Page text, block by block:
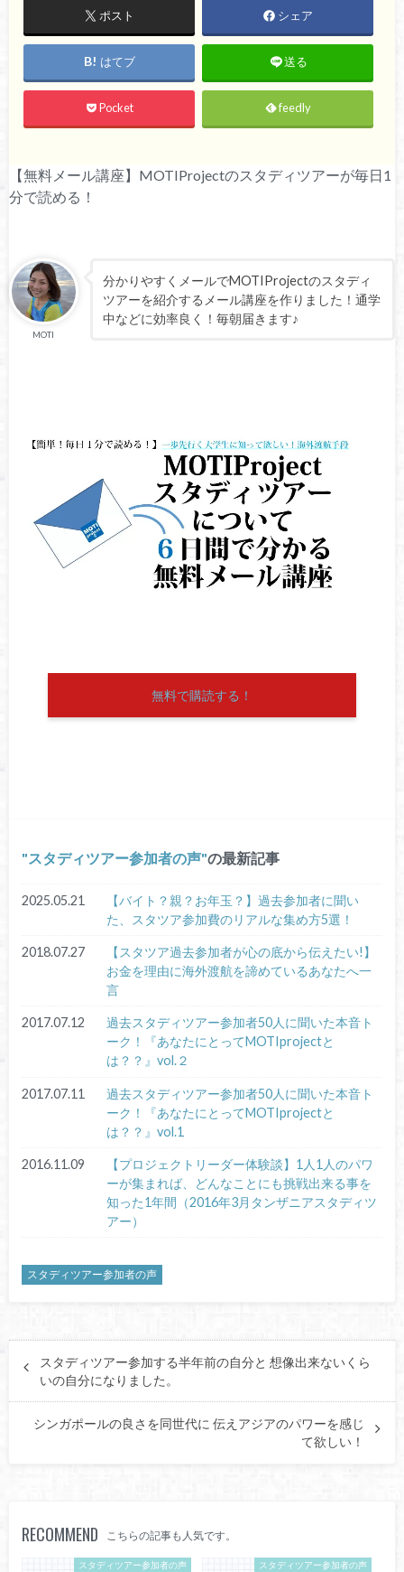
ポスト シェア
はてブ 送る
Pocket feedly
【無料メール講座】MOTIProjectのスタディツアーが毎日1
分で読める！
MOTI
分かりやすくメールでMOTIProjectのスタディ
ツアーを紹介するメール講座を作りました！通学
中などに効率良く！毎朝届きます♪
無料で購読する！
スタディツアー参加者の声 の最新記事
2025.05.21
【バイト？親？お年玉？】過去参加者に聞い
た、スタツア参加費のリアルな集め方5選！
2018.07.27
【スタツア過去参加者が心の底から伝えたい!】
お金を理由に海外渡航を諦めているあなたへ一
言
2017.07.12
過去スタディツアー参加者50人に聞いた本音ト
ーク！『あなたにとってMOTIprojectと
は？？』vol.２
2017.07.11
過去スタディツアー参加者50人に聞いた本音ト
ーク！『あなたにとってMOTIprojectと
は？？』vol.1
2016.11.09
【プロジェクトリーダー体験談】1人1人のパワ
ーが集まれば、どんなことにも挑戦出来る事を
知った1年間（2016年3月タンザニアスタディツ
アー）
スタディツアー参加者の声
スタディツアー参加する半年前の自分と 想像出来ないくら
いの自分になりました。
シンガポールの良さを同世代に 伝えアジアのパワーを感じ
て欲しい！
RECOMMEND こちらの記事も人気です。
スタディツアー参加者の声 スタディツアー参加者の声